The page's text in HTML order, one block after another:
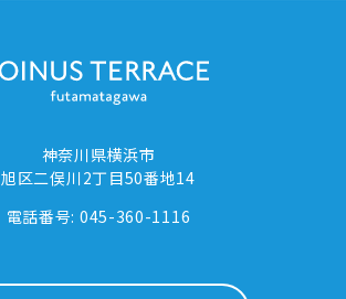
神奈川県横浜市
旭区二俣川2丁目50番地14
電話番号: 045-360-1116